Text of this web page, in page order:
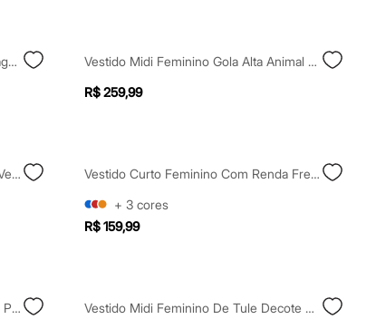
Vestido Feminino Gola Alta Com Degagê Lilás
Vestido Midi Feminino Gola Alta Animal Print Acetinado Marrom
R$ 259,99
Vestido Midi De Tule Sem Alça Floral Vermelho
Vestido Curto Feminino Com Renda Frente Única Vinho
+ 3 cores
R$ 159,99
Vestido Midi Feminino De Tule Animal Print Franzido Bege
Vestido Midi Feminino De Tule Decote V Floral Azul